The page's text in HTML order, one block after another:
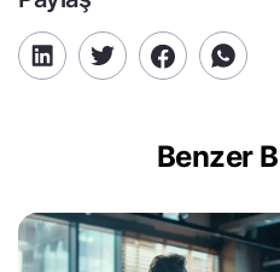
Benzer